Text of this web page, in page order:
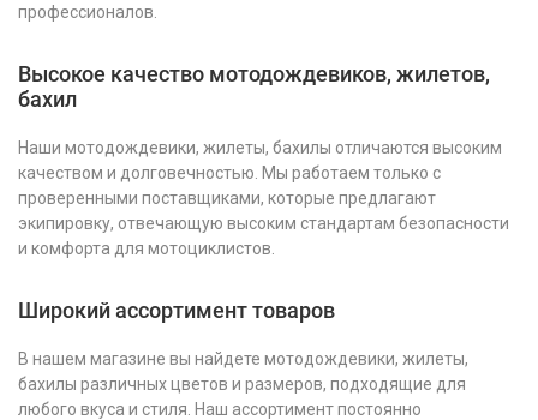
профессионалов.
Высокое качество мотодождевиков, жилетов,
бахил
Наши мотодождевики, жилеты, бахилы отличаются высоким
качеством и долговечностью. Мы работаем только с
проверенными поставщиками, которые предлагают
экипировку, отвечающую высоким стандартам безопасности
и комфорта для мотоциклистов.
Широкий ассортимент товаров
В нашем магазине вы найдете мотодождевики, жилеты,
бахилы различных цветов и размеров, подходящие для
любого вкуса и стиля. Наш ассортимент постоянно